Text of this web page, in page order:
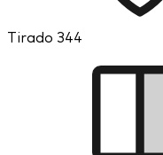
Tirado 344